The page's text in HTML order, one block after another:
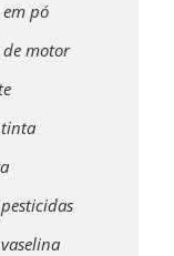
pó
motor